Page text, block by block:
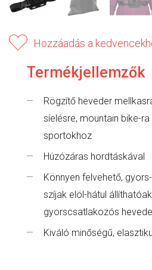
Hozzáadás a
Termékjellemzők
Rögzítő heveder
síelésre, mountain bike-
sportokhoz
Húzózáras hordtáskával
Könnyen felvehető,
szíjak elöl-hátul
gyorscsatlakozós
Kiváló minőségű,